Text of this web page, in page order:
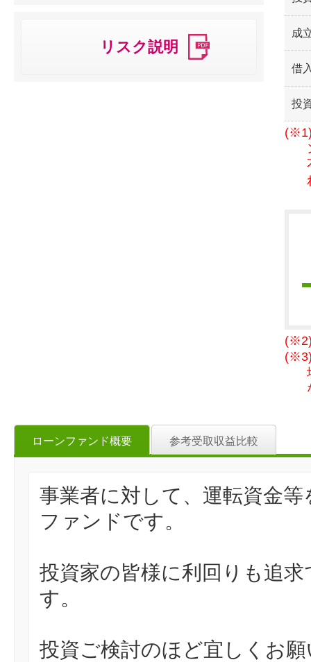
リスク説明
成
借
投
(※1)
(※2)
(※3)
ローンファンド概要 参考受取収益比較
事業者に対して、運転資金
ファンドです。
投資家の皆様に利回りも追
す。
投資ご検討のほど宜しくお